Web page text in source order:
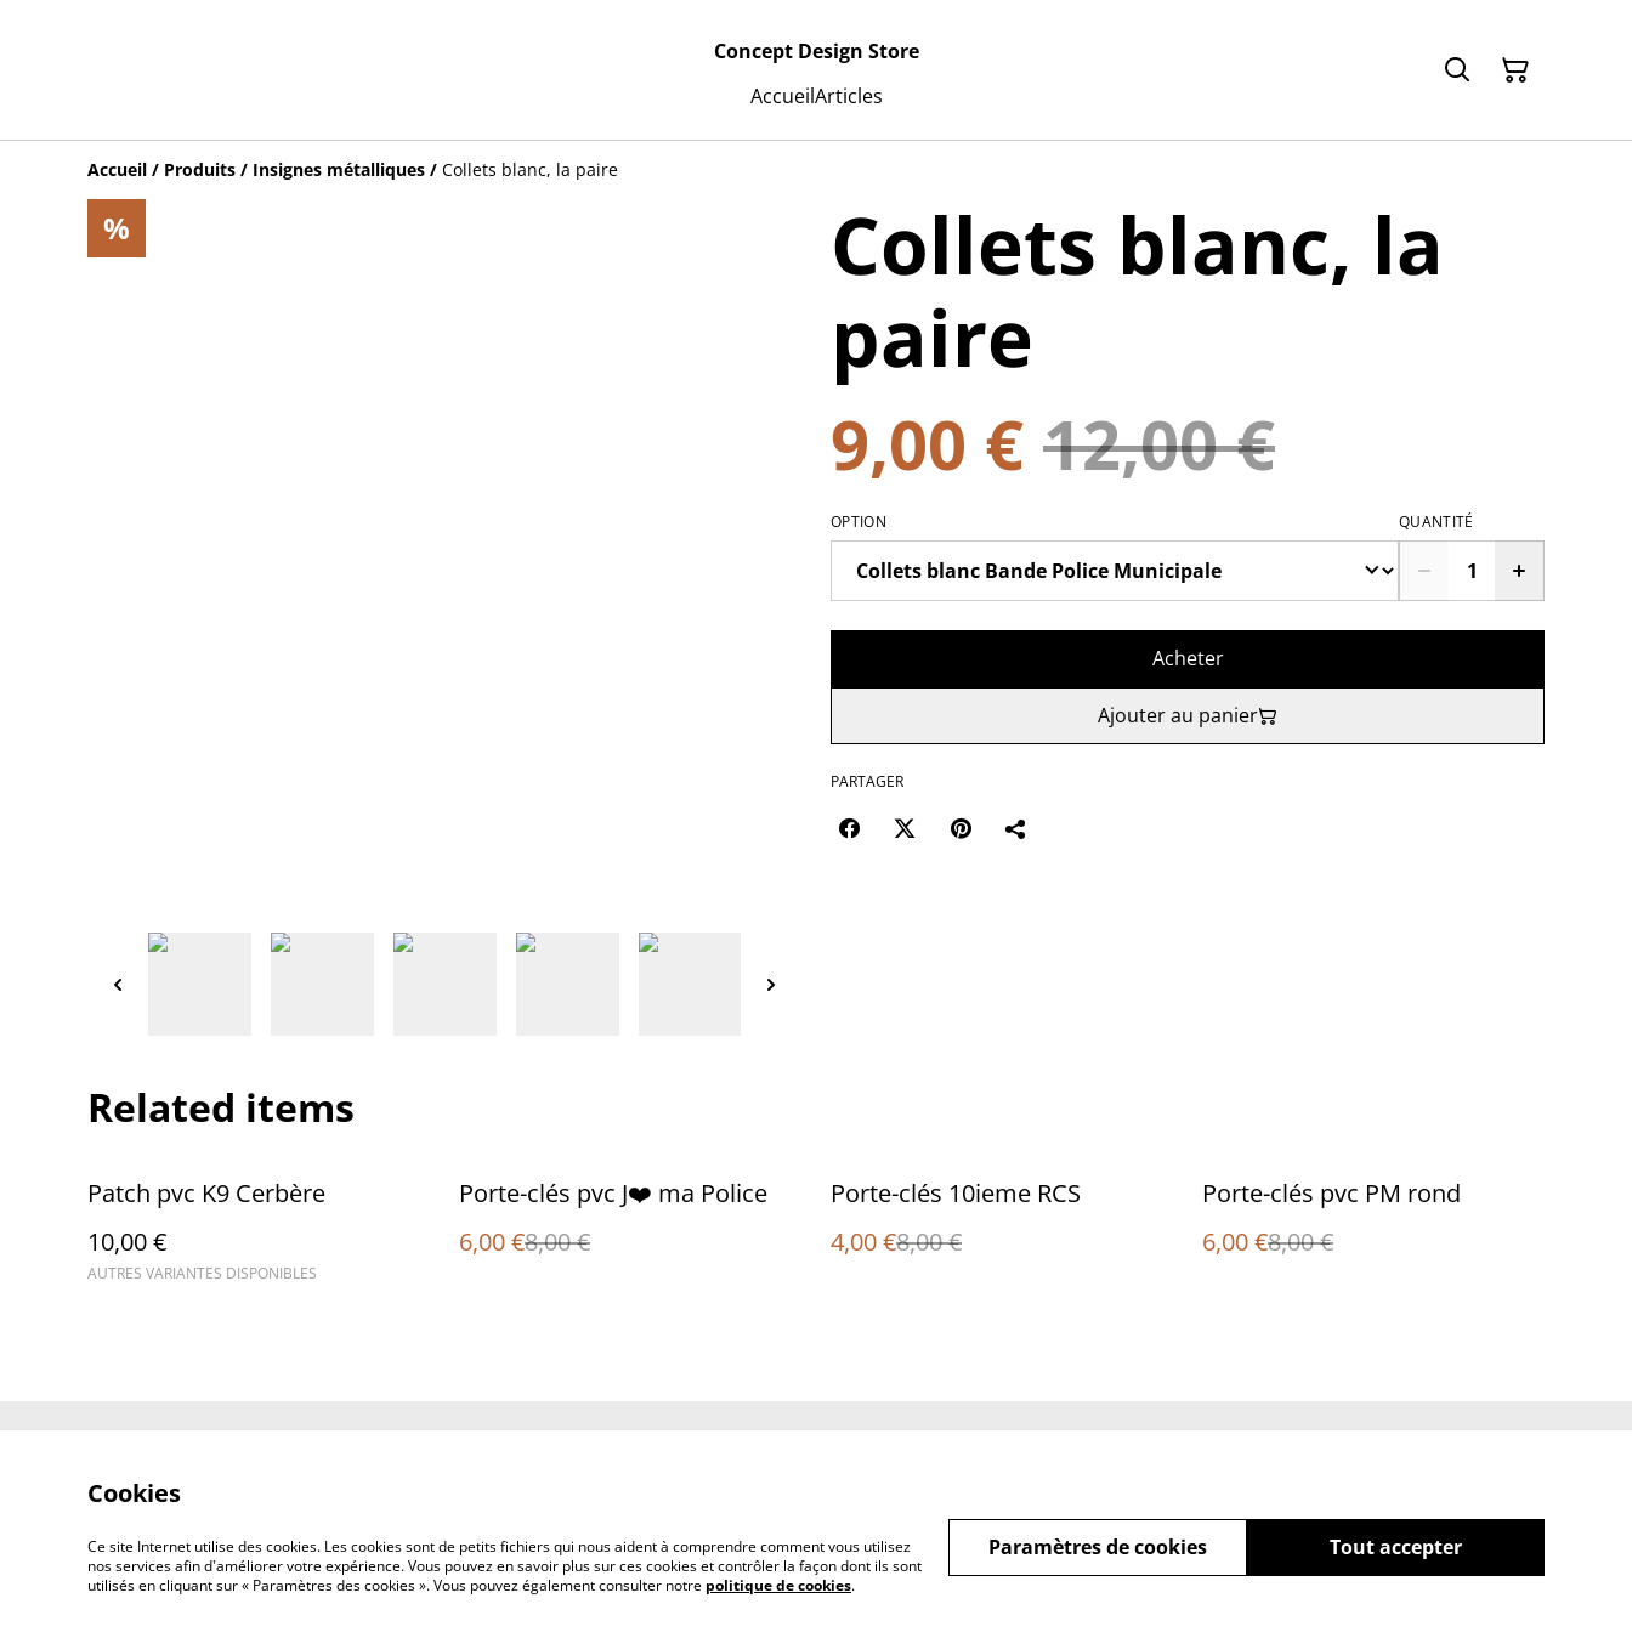
Concept Design Store
AccueilArticles
Accueil / Produits / Insignes métalliques / Collets blanc, la paire
%
Collets blanc, la
paire
9,00 € 12,00 €
OPTION QUANTITÉ
Acheter
Ajouter au panier
PARTAGER
Related items
Patch pvc K9 Cerbère
10,00 €
AUTRES VARIANTES DISPONIBLES
%
Porte-clés pvc J❤️ ma Police
6,00 €8,00 €
%
Porte-clés 10ieme RCS
4,00 €8,00 €
%
Porte-clés pvc PM rond
6,00 €8,00 €
©2026 Concept Design Store
Cookies
Ce site Internet utilise des cookies. Les cookies sont de petits fichiers qui nous aident à comprendre comment vous utilisez
nos services afin d'améliorer votre expérience. Vous pouvez en savoir plus sur ces cookies et contrôler la façon dont ils sont
utilisés en cliquant sur « Paramètres des cookies ». Vous pouvez également consulter notre politique de cookies.
Tout accepter
Paramètres de cookies